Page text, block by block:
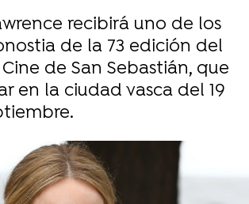
recibirá uno de los
de la 73 edición del
de San Sebastián, que
en la ciudad vasca del 19
confiesa la cosa más
que ha tenido que hacer en